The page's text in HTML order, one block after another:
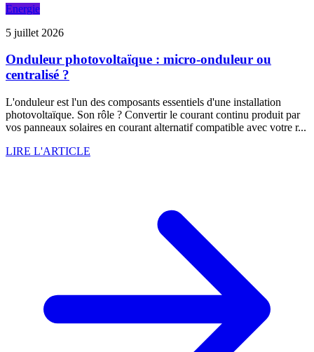
Energie
5 juillet 2026
Onduleur photovoltaïque : micro-onduleur ou
centralisé ?
L'onduleur est l'un des composants essentiels d'une installation
photovoltaïque. Son rôle ? Convertir le courant continu produit par
vos panneaux solaires en courant alternatif compatible avec votre r...
LIRE L'ARTICLE